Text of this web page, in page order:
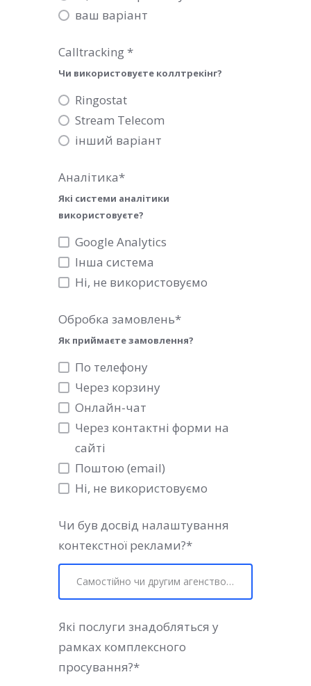
ваш варіант
Calltracking *
Чи використовуєте коллтрекінг?
Ringostat
Stream Telecom
інший варіант
Аналітика*
Які системи аналітики
використовуєте?
Google Analytics
Інша система
Ні, не використовуємо
Обробка замовлень*
Як приймаєте замовлення?
По телефону
Через корзину
Онлайн-чат
Через контактні форми на
сайті
Поштою (email)
Ні, не використовуємо
Чи був досвід налаштування
контекстної реклами?*
Які послуги знадобляться у
рамках комплексного
просування?*